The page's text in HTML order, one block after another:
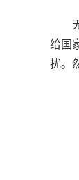
无
给国
扰。